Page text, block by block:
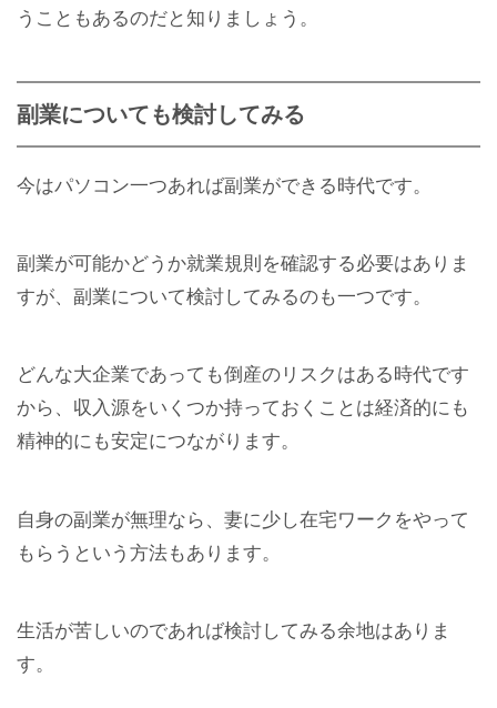
うこともあるのだと知りましょう。
副業についても検討してみる
今はパソコン一つあれば副業ができる時代です。
副業が可能かどうか就業規則を確認する必要はありま
すが、副業について検討してみるのも一つです。
どんな大企業であっても倒産のリスクはある時代です
から、収入源をいくつか持っておくことは経済的にも
精神的にも安定につながります。
自身の副業が無理なら、妻に少し在宅ワークをやって
もらうという方法もあります。
生活が苦しいのであれば検討してみる余地はありま
す。